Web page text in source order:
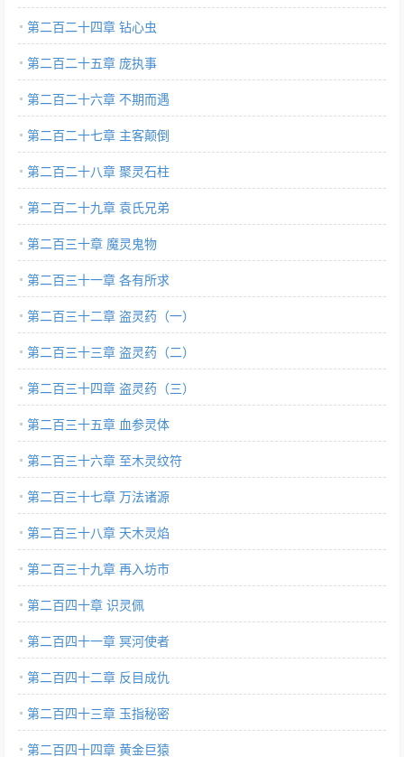
第二百二十四章 钻心虫
第二百二十五章 庞执事
第二百二十六章 不期而遇
第二百二十七章 主客颠倒
第二百二十八章 聚灵石柱
第二百二十九章 袁氏兄弟
第二百三十章 魔灵鬼物
第二百三十一章 各有所求
第二百三十二章 盗灵药（一）
第二百三十三章 盗灵药（二）
第二百三十四章 盗灵药（三）
第二百三十五章 血参灵体
第二百三十六章 至木灵纹符
第二百三十七章 万法诸源
第二百三十八章 天木灵焰
第二百三十九章 再入坊市
第二百四十章 识灵佩
第二百四十一章 冥河使者
第二百四十二章 反目成仇
第二百四十三章 玉指秘密
第二百四十四章 黄金巨猿